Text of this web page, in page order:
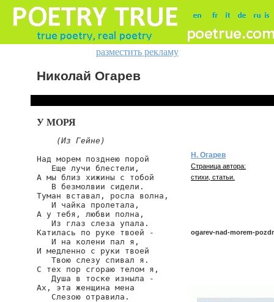
разместить рекламу
Николай Огарев
У МОРЯ
(Из Гейне)
Над морем позднею порой
   Еще лучи блестели,
А мы близ хижины с тобой
   В безмолвии сидели.
Туман вставал, росла волна,
   И чайка пролетала,
А у тебя, любви полна,
   Из глаз слеза упала.
Катилась по руке твоей -
   И на колени пал я,
И медленно с руки твоей
   Твою слезу спивал я.
С тех пор сгораю телом я,
   Душа в тоске изныла -
Ах, эта женщина мена
   Слезою отравила.
Н. Огарев
Страница автора:
стихи, статьи.
ogarev-nad-morem-